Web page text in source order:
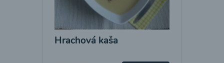
Hrachová kaša